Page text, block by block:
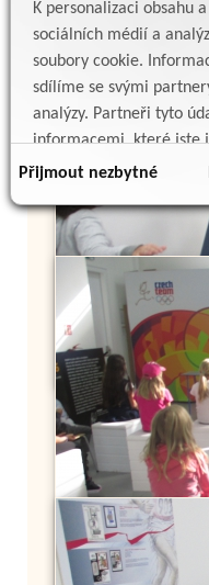
K personalizaci obsahu
sociálních médií a
soubory cookie.
sdílíme se svými
analýzy. Partneři tyto
informacemi, které jste
důsledku toho, že
Přijmout nezbytné